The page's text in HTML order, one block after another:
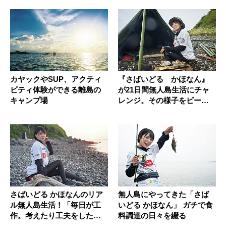
カヤックやSUP、アクティ
ビティ体験ができる離島の
キャンプ場
『さばいどる かほなん』
が21日間無人島生活にチャ
レンジ。その様子をビーパ
さばいどる かほなんのリア
ル無人島生活！「毎日が工
作。考えたり工夫をしたり
無人島にやってきた「さば
いどる かほなん」 ガチで食
料調達の日々を綴る